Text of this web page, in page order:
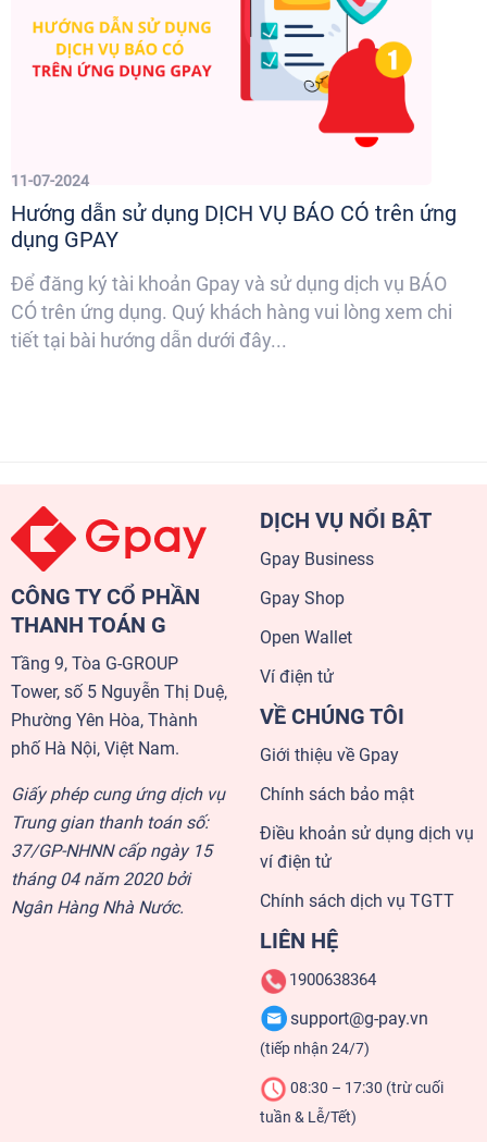
11-07-2024
Hướng dẫn sử dụng DỊCH VỤ BÁO CÓ trên ứng
dụng GPAY
Để đăng ký tài khoản Gpay và sử dụng dịch vụ BÁO
CÓ trên ứng dụng. Quý khách hàng vui lòng xem chi
tiết tại bài hướng dẫn dưới đây...
CÔNG TY CỔ PHẦN
THANH TOÁN G
Tầng 9, Tòa G-GROUP
Tower, số 5 Nguyễn Thị Duệ,
Phường Yên Hòa, Thành
phố Hà Nội, Việt Nam.
Giấy phép cung ứng dịch vụ
Trung gian thanh toán số:
37/GP-NHNN cấp ngày 15
tháng 04 năm 2020 bởi
Ngân Hàng Nhà Nước.
DỊCH VỤ NỔI BẬT
Gpay Business
Gpay Shop
Open Wallet
Ví điện tử
VỀ CHÚNG TÔI
Giới thiệu về Gpay
Chính sách bảo mật
Điều khoản sử dụng dịch vụ
ví điện tử
Chính sách dịch vụ TGTT
LIÊN HỆ
1900638364
support@g-pay.vn
(tiếp nhận 24/7)
08:30 – 17:30 (trừ cuối
tuần & Lễ/Tết)